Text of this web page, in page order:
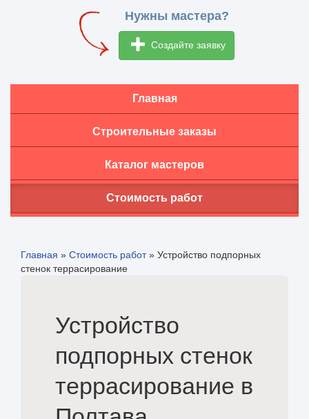
Нужны мастера?
Создайте заявку
Главная
Строительные заказы
Каталог мастеров
Стоимость работ
Главная » Стоимость работ» Устройство подпорных
стенок террасирование
Устройство
подпорных стенок
террасирование в